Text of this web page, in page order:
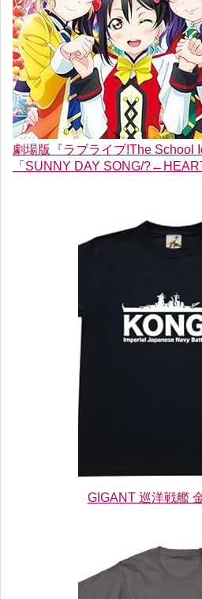
劇場版『ラブライブ!The School
「SUNNY DAY SONG/
GIGANT 巡洋戦艦